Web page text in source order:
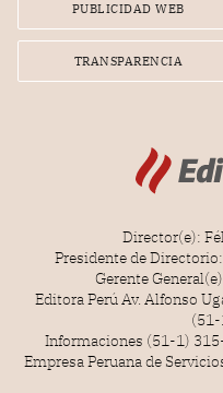
PUBLICIDAD WEB
TRANSPARENCIA
Director(e):
Presidente de
Gerente
Editora Perú Av. Alfonso
Informaciones (51-1)
Empresa Peruana de